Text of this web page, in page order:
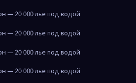
— 20 000 лье под водой
— 20 000 лье под водой
— 20 000 лье под водой
— 20 000 лье под водой